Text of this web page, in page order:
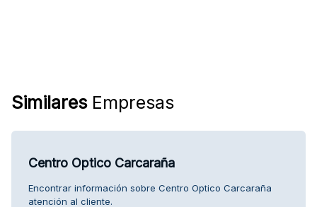
SimilaresEmpresas
Centro Optico Carcaraña
Encontrar información sobre Centro Optico Carcaraña
atención al cliente.